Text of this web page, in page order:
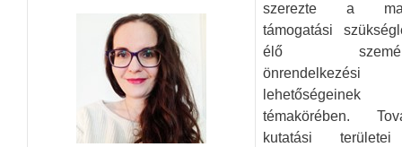
szerezte a
támogatási
élő
önrendelkezési
lehetőségeinek
témakörében.
kutatási